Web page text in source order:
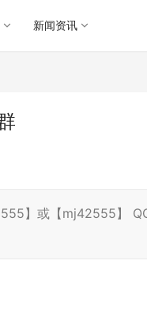
新闻资讯
】或【mj42555】